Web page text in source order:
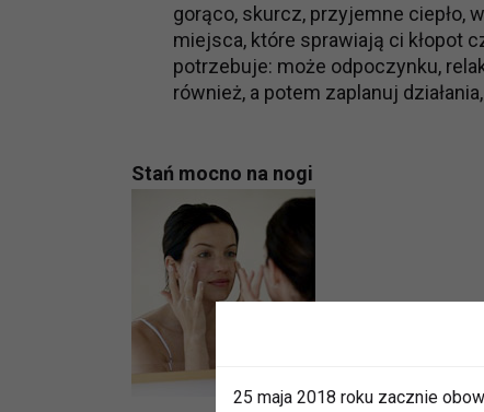
gorąco, skurcz, przyjemne ciepło,
miejsca, które sprawiają ci kłopot
potrzebuje: może odpoczynku,
również, a potem zaplanuj
Stań mocno na nogi
25 maja 2018 roku zacznie